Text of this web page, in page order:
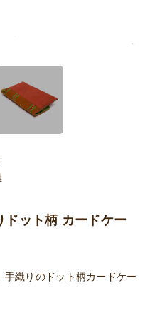
ドット柄 カードケー
織りのドット柄カードケー